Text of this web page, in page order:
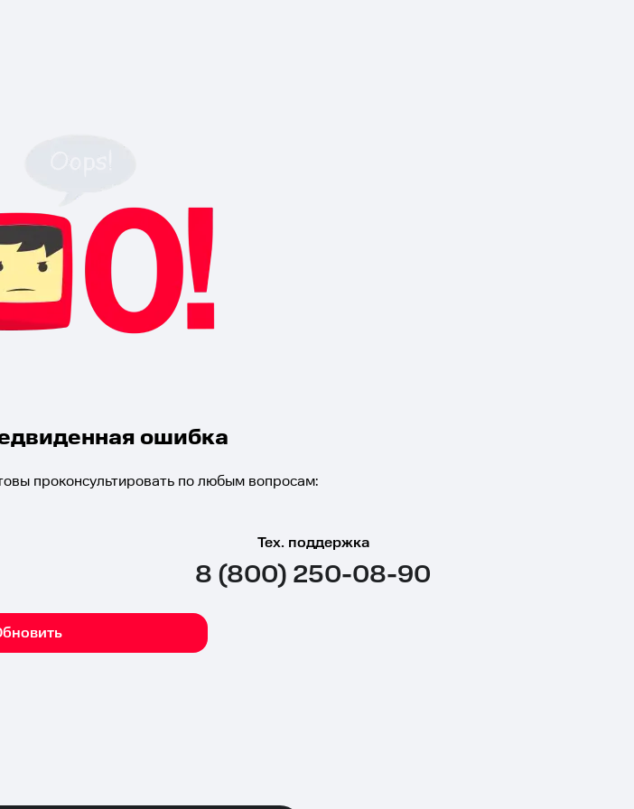
ошибка
проконсультировать по любым вопросам:
Тех. поддержка
8 (800) 250-08-90